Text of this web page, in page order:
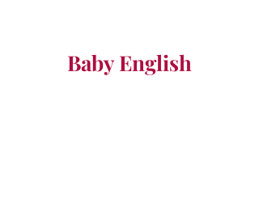
Baby English